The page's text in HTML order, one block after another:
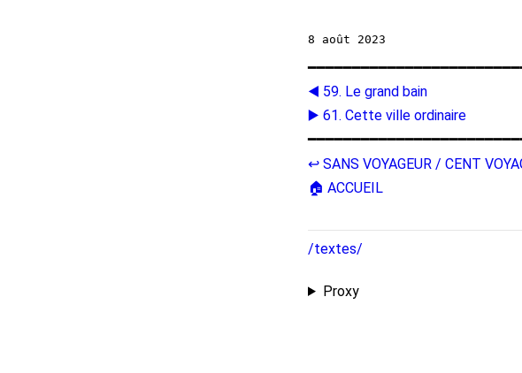
◀️ 59. Le grand bain
▶️ 61. Cette ville ordinaire
↩️ SANS VOYAGEUR / CENT
🏠 ACCUEIL
/textes/
Proxy